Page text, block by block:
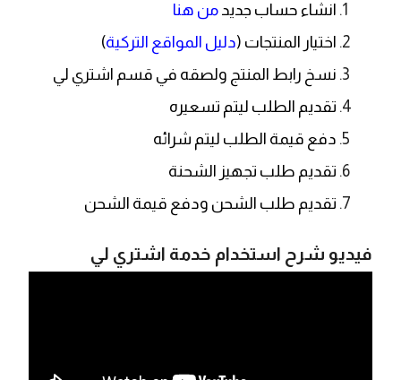
انشاء حساب جديد من هنا
اختيار المنتجات (دليل المواقع التركية)
نسخ رابط المنتج ولصقه في قسم اشتري لي
تقديم الطلب ليتم تسعيره
دفع قيمة الطلب ليتم شرائه
تقديم طلب تجهيز الشحنة
تقديم طلب الشحن ودفع قيمة الشحن
فيديو شرح استخدام خدمة اشتري لي